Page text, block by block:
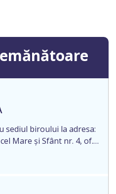
sediul biroului la adresa:
Mare și Sfânt nr. 4, of.
cet. MORARI
la data de 09.03.2026